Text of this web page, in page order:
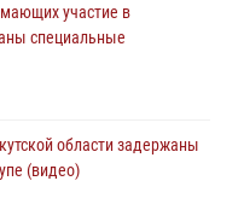
участие в
специальные
области задержаны
(видео)